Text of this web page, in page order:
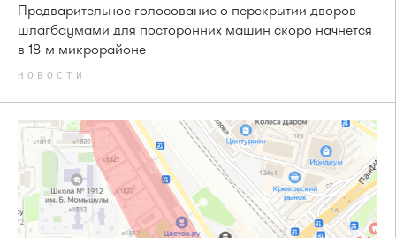
Предварительное голосование о перекрытии дворов
шлагбаумами для посторонних машин скоро начнется
в 18-м микрорайоне
НОВОСТИ